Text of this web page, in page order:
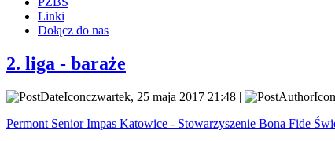
Linki
Dołącz do nas
2. liga - baraże
czwartek, 25 maja 2017 21:48 |
Permont Senior Impas Katowice - Stowarzyszenie Bona Fide